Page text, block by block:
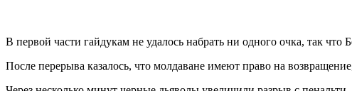
В первой части гайдукам не удалось набрать ни одного очка, так
После перерыва казалось, что молдаване имеют право на